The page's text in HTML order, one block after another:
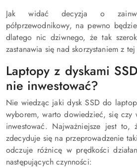
Jak widać decyzja o
półprzewodnikowy, na pewno
dlatego nic dziwnego, że tak
zastanawia się nad skorzystaniem z
Laptopy z dyskami
nie inwestować?
Nie wiedząc jaki dysk SSD do
wyborem, warto dowiedzieć, się
inwestować. Najważniejsze jest to,
zdecyduje się na przeprowadzenie
odczuje różnicę w prędkości
następujących czynności: